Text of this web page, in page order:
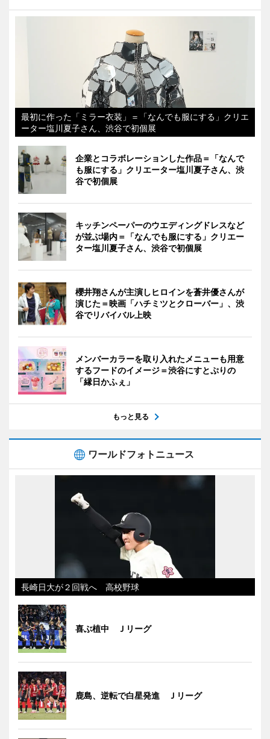
最初に作った「ミラー衣装」＝「なんでも服にする」クリエ
ーター塩川夏子さん、渋谷で初個展
企業とコラボレーションした作品＝「なんで
も服にする」クリエーター塩川夏子さん、渋
谷で初個展
キッチンペーパーのウエディングドレスなど
が並ぶ場内＝「なんでも服にする」クリエー
ター塩川夏子さん、渋谷で初個展
櫻井翔さんが主演しヒロインを蒼井優さんが
演じた＝映画「ハチミツとクローバー」、渋
谷でリバイバル上映
メンバーカラーを取り入れたメニューも用意
するフードのイメージ＝渋谷にすとぷりの
「縁日かふぇ」
もっと見る
ワールドフォトニュース
長崎日大が２回戦へ 高校野球
喜ぶ植中 Ｊリーグ
鹿島、逆転で白星発進 Ｊリーグ